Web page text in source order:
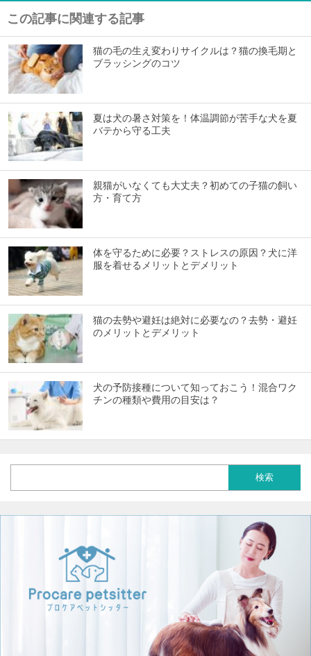
この記事に関連する記事
猫の毛の生え変わりサイクルは？猫の換毛期と
ブラッシングのコツ
夏は犬の暑さ対策を！体温調節が苦手な犬を夏
バテから守る工夫
親猫がいなくても大丈夫？初めての子猫の飼い
方・育て方
体を守るために必要？ストレスの原因？犬に洋
服を着せるメリットとデメリット
猫の去勢や避妊は絶対に必要なの？去勢・避妊
のメリットとデメリット
犬の予防接種について知っておこう！混合ワク
チンの種類や費用の目安は？